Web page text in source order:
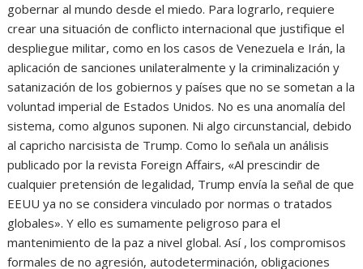
gobernar al mundo desde el miedo. Para lograrlo, requiere
crear una situación de conflicto internacional que justifique el
despliegue militar, como en los casos de Venezuela e Irán, la
aplicación de sanciones unilateralmente y la criminalización y
satanización de los gobiernos y países que no se sometan a la
voluntad imperial de Estados Unidos. No es una anomalía del
sistema, como algunos suponen. Ni algo circunstancial, debido
al capricho narcisista de Trump. Como lo señala un análisis
publicado por la revista Foreign Affairs, «Al prescindir de
cualquier pretensión de legalidad, Trump envía la señal de que
EEUU ya no se considera vinculado por normas o tratados
globales». Y ello es sumamente peligroso para el
mantenimiento de la paz a nivel global. Así , los compromisos
formales de no agresión, autodeterminación, obligaciones